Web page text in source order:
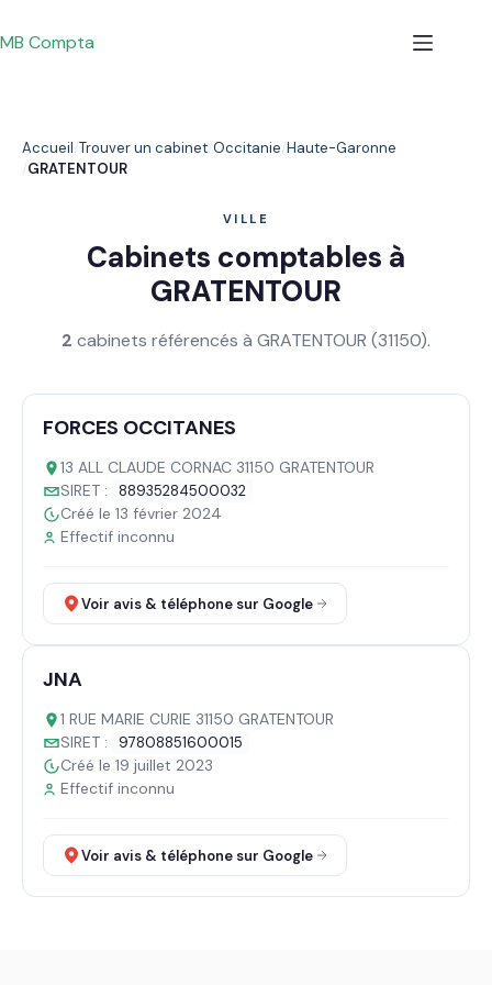
au
contenu
MB Compta
Accueil Trouver un cabinet Occitanie Haute-Garonne
GRATENTOUR
VILLE
Cabinets comptables à
GRATENTOUR
2 cabinets référencés à GRATENTOUR (31150).
FORCES OCCITANES
13 ALL CLAUDE CORNAC 31150 GRATENTOUR
SIRET :
88935284500032
Créé le 13 février 2024
Effectif inconnu
Voir avis & téléphone sur Google
JNA
1 RUE MARIE CURIE 31150 GRATENTOUR
SIRET :
97808851600015
Créé le 19 juillet 2023
Effectif inconnu
Voir avis & téléphone sur Google